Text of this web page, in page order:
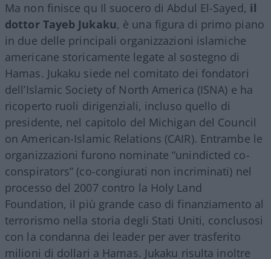
Ma non finisce qu Il suocero di Abdul El-Sayed, il
dottor Tayeb Jukaku, è una figura di primo piano
in due delle principali organizzazioni islamiche
americane storicamente legate al sostegno di
Hamas. Jukaku siede nel comitato dei fondatori
dell’Islamic Society of North America (ISNA) e ha
ricoperto ruoli dirigenziali, incluso quello di
presidente, nel capitolo del Michigan del Council
on American-Islamic Relations (CAIR). Entrambe le
organizzazioni furono nominate “unindicted co-
conspirators” (co-congiurati non incriminati) nel
processo del 2007 contro la Holy Land
Foundation, il più grande caso di finanziamento al
terrorismo nella storia degli Stati Uniti, conclusosi
con la condanna dei leader per aver trasferito
milioni di dollari a Hamas. Jukaku risulta inoltre